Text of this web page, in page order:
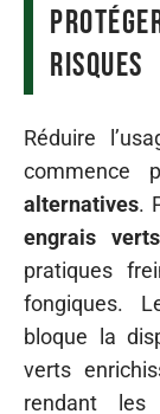
risques
Réduire
commence
alternatives.
engrais verts
pratiques
fongiques.
bloque la
verts
rendant les